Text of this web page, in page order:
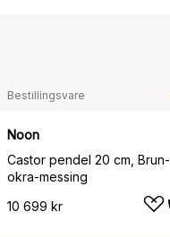
Bestillingsvare
Noon
Castor pendel 20 cm, Brun-
okra-messing
10 699 kr